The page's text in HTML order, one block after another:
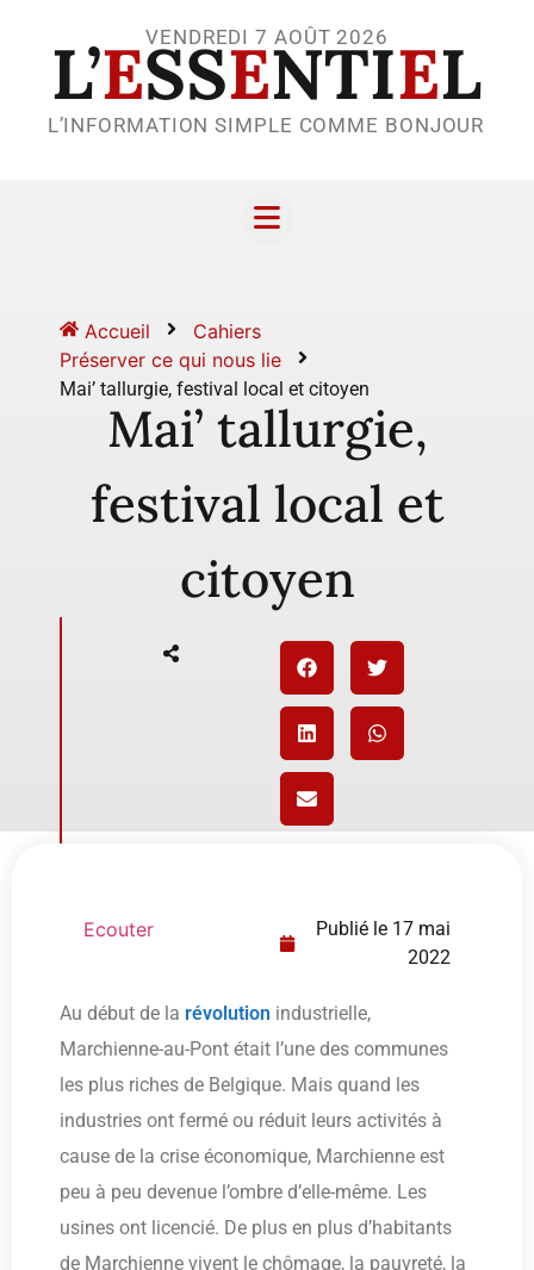
VENDREDI 7 AOÛT 2026
L’ESSENTIEL
L’INFORMATION SIMPLE COMME BONJOUR
Accueil
Cahiers
Préserver ce qui nous lie
Mai’ tallurgie, festival local et citoyen
Mai’ tallurgie,
festival local et
citoyen
Ecouter Publié le 17 mai
2022
Au début de la révolution industrielle,
Marchienne-au-Pont était l’une des communes
les plus riches de Belgique. Mais quand les
industries ont fermé ou réduit leurs activités à
cause de la crise économique, Marchienne est
peu à peu devenue l’ombre d’elle-même. Les
usines ont licencié. De plus en plus d’habitants
de Marchienne vivent le chômage, la pauvreté, la